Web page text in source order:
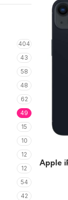
404
43
58
48
62
49
15
10
12
12
54
42
Apple